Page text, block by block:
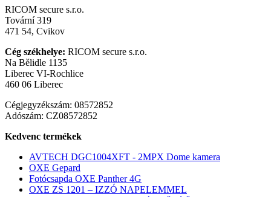
RICOM secure s.r.o.
Tovární 319
471 54, Cvikov
Cég székhelye: RICOM secure s.r.o.
Na Bělidle 1135
Liberec VI-Rochlice
460 06 Liberec
Cégjegyzékszám: 08572852
Adószám: CZ08572852
Kedvenc termékek
AVTECH DGC1004XFT - 2MPX Dome kamera
OXE Gepard
Fotócsapda OXE Panther 4G
OXE ZS 1201 – IZZÓ NAPELEMMEL